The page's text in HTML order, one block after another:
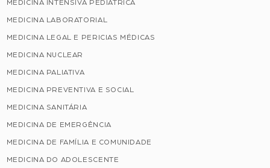
MEDICINA INTENSIVA PEDIÁTRICA
MEDICINA LABORATORIAL
MEDICINA LEGAL E PERICIAS MÉDICAS
MEDICINA NUCLEAR
MEDICINA PALIATIVA
MEDICINA PREVENTIVA E SOCIAL
MEDICINA SANITÁRIA
MEDICINA DE EMERGÊNCIA
MEDICINA DE FAMÍLIA E COMUNIDADE
MEDICINA DO ADOLESCENTE